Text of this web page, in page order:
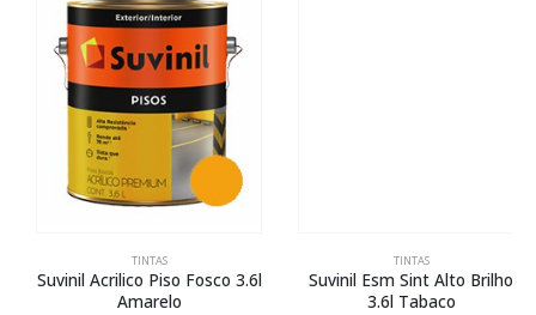
TINTAS
Suvinil Acrilico Piso Fosco 3.6l
Amarelo
TINTAS
Suvinil Esm Sint Alto Brilho
3.6l Tabaco